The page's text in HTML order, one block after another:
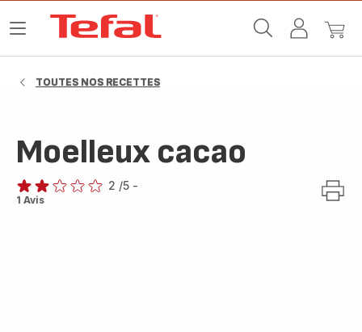
MonMon
Ouvrir
TOUTES NOS RECETTES
Moelleux cacao
Avis
2 /5 -
1 Avis